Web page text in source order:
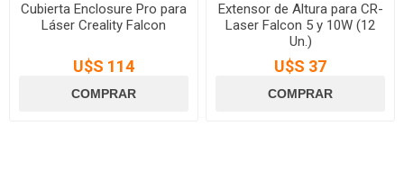
Cubierta Enclosure Pro para
Láser Creality Falcon
U$S 114
Extensor de Altura para CR-
Laser Falcon 5 y 10W (12
Un.)
U$S 37